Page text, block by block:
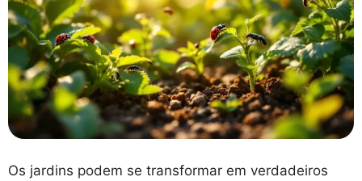
Os jardins podem se transformar em verdadeiros